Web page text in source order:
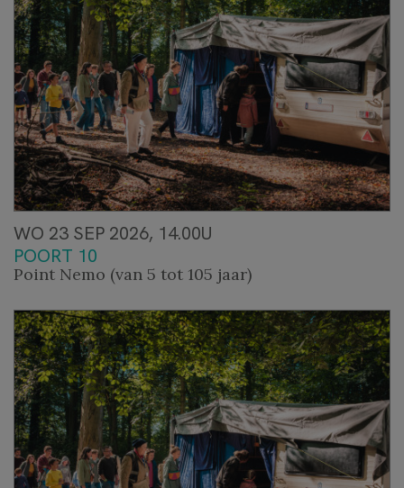
WO 23 SEP 2026, 14.00U
POORT 10
Point Nemo (van 5 tot 105 jaar)